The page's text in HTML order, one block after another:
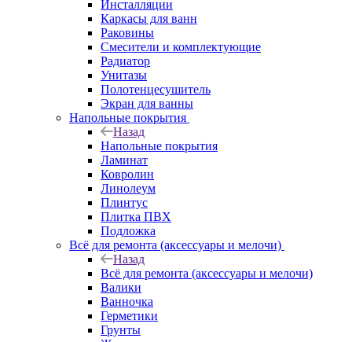
Инсталляции
Каркасы для ванн
Раковины
Смесители и комплектующие
Радиатор
Унитазы
Полотенцесушитель
Экран для ванны
Напольные покрытия
Назад
Напольные покрытия
Ламинат
Ковролин
Линолеум
Плинтус
Плитка ПВХ
Подложка
Всё для ремонта (аксессуары и мелочи)
Назад
Всё для ремонта (аксессуары и мелочи)
Валики
Ванночка
Герметики
Грунты